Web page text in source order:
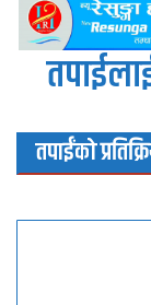
तपाईंको